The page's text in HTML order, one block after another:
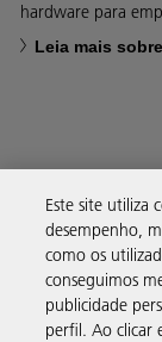
hardware para
Leia mais
Produtos
Este site utiliza
desempenho,
como os
conseguimos
publicidade
perfil. Ao clicar